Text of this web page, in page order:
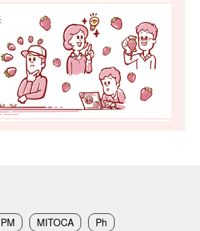
MITOCA
Ph